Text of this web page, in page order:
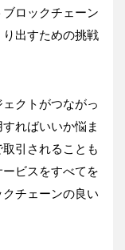
ロックチェーン
出すための挑戦
クトがつながっ
ればいいか悩ま
引されることも
ビスをすべてを
チェーンの良い